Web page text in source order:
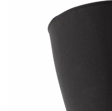
Genti si rucsacuri
Tricouri, pantaloni, bluze
Costume profesionale inot